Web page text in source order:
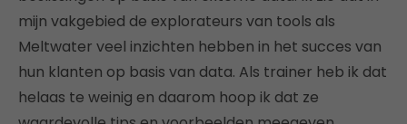
mijn vakgebied de explorateurs van tools als
Meltwater veel inzichten hebben in het succes van
hun klanten op basis van data. Als trainer heb ik dat
helaas te weinig en daarom hoop ik dat ze